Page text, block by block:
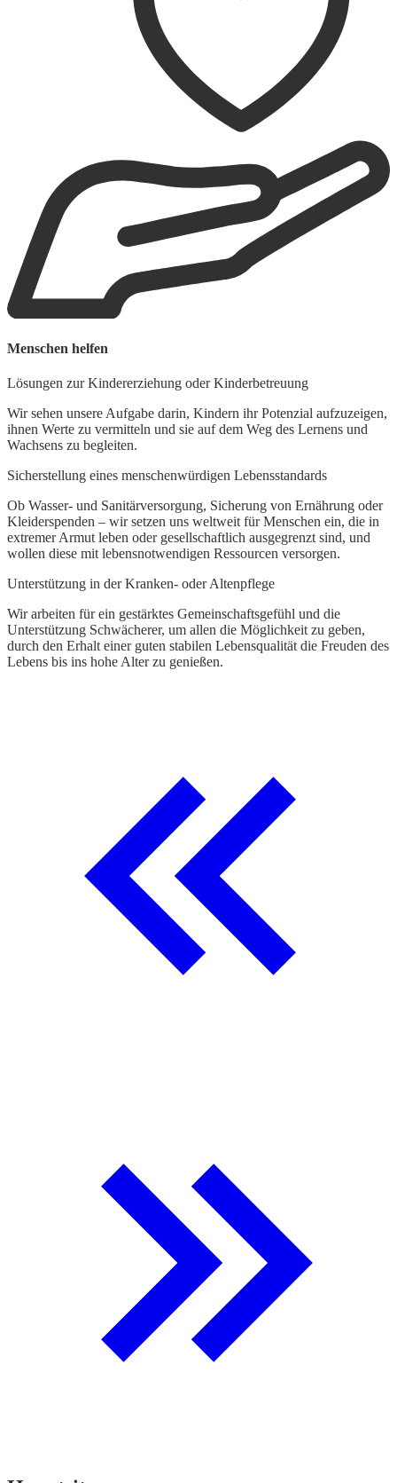
Menschen helfen
Lösungen zur Kindererziehung oder Kinderbetreuung
Wir sehen unsere Aufgabe darin, Kindern ihr Potenzial aufzuzeigen,
ihnen Werte zu vermitteln und sie auf dem Weg des Lernens und
Wachsens zu begleiten.
Sicherstellung eines menschenwürdigen Lebensstandards
Ob Wasser- und Sanitärversorgung, Sicherung von Ernährung oder
Kleiderspenden – wir setzen uns weltweit für Menschen ein, die in
extremer Armut leben oder gesellschaftlich ausgegrenzt sind, und
wollen diese mit lebensnotwendigen Ressourcen versorgen.
Unterstützung in der Kranken- oder Altenpflege
Wir arbeiten für ein gestärktes Gemeinschaftsgefühl und die
Unterstützung Schwächerer, um allen die Möglichkeit zu geben,
durch den Erhalt einer guten stabilen Lebensqualität die Freuden des
Lebens bis ins hohe Alter zu genießen.